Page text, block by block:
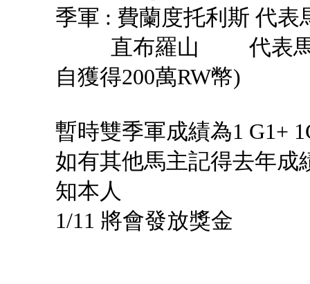
季軍 : 費蘭度托利斯 代
直布羅山 代表馬匹
自獲得200萬RW幣)
暫時雙季軍成績為1 G1+
如有其他馬主記得去年成
知本人
1/11 將會發放獎金